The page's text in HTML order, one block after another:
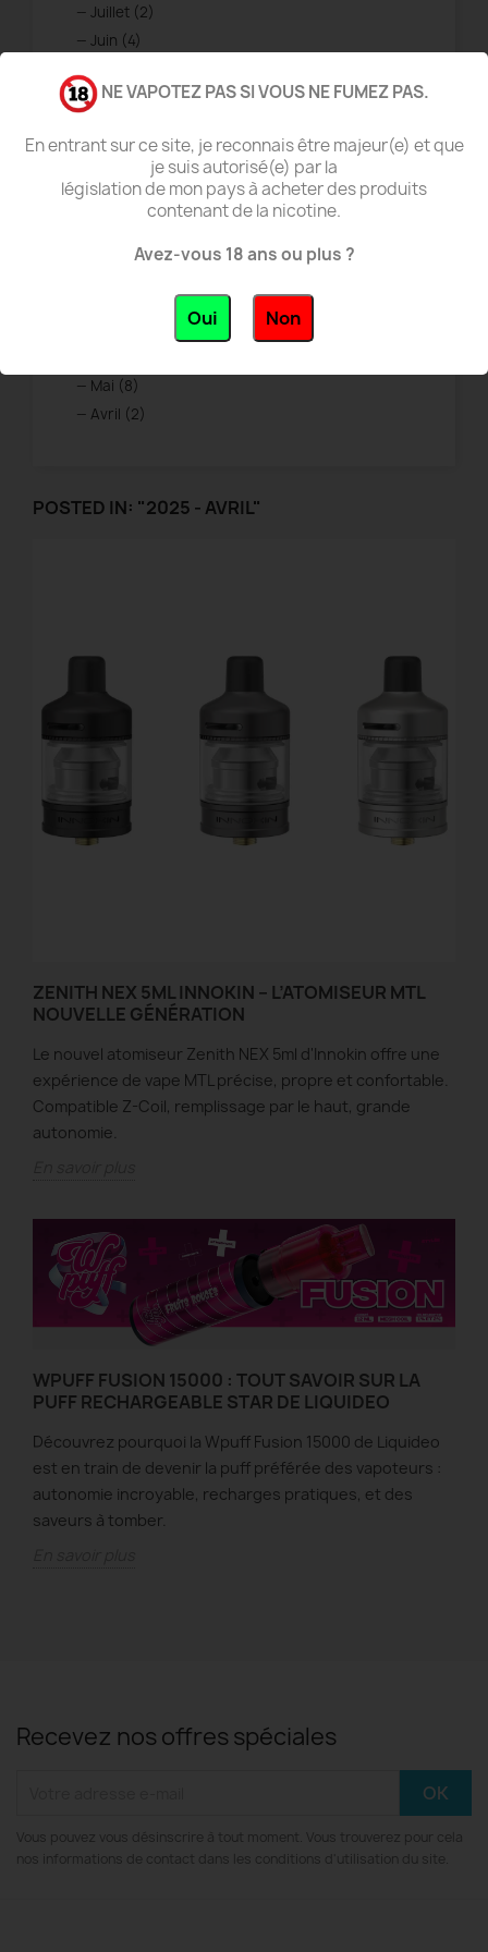
Juillet (2)
Juin (4)
Avril (4)
Février (5)
Janvier (1)
Posted in 2025 (86)
Décembre (15)
Octobre (17)
Septembre (11)
Mai (8)
Avril (2)
POSTED IN: "2025 - AVRIL"
ZENITH NEX 5ML INNOKIN – L’ATOMISEUR MTL
NOUVELLE GÉNÉRATION
Le nouvel atomiseur Zenith NEX 5ml d'Innokin offre une
expérience de vape MTL précise, propre et confortable.
Compatible Z-Coil, remplissage par le haut, grande
autonomie.
WPUFF FUSION 15000 : TOUT SAVOIR SUR LA
PUFF RECHARGEABLE STAR DE LIQUIDEO
Découvrez pourquoi la Wpuff Fusion 15000 de Liquideo
est en train de devenir la puff préférée des vapoteurs :
autonomie incroyable, recharges pratiques, et des
saveurs à tomber.
NE VAPOTEZ PAS SI VOUS NE FUMEZ PAS.
En entrant sur ce site, je reconnais être majeur(e) et que
je suis autorisé(e) par la
législation de mon pays à acheter des produits
contenant de la nicotine.
Avez-vous 18 ans ou plus ?
Oui Non
Recevez nos offres spéciales
Vous pouvez vous désinscrire à tout moment. Vous trouverez pour cela
nos informations de contact dans les conditions d'utilisation du site.